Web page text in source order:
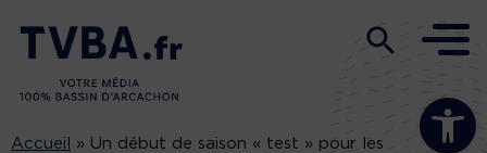
Ouvrir la
Accueil » Un début de saison « test » pour les